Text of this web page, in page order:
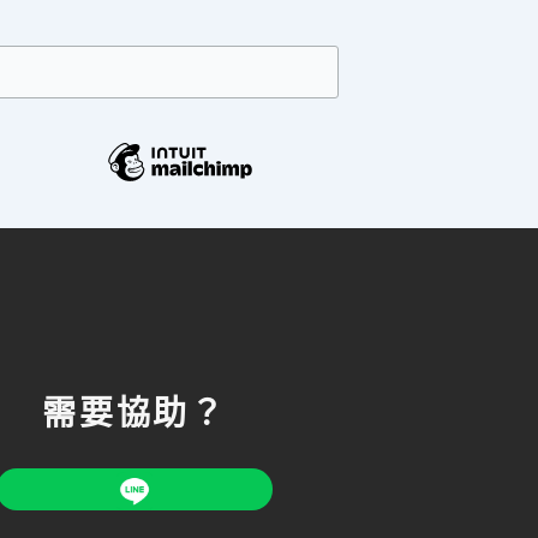
需要協助？